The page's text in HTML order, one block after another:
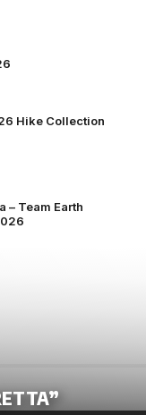
Hike Collection
– Team Earth